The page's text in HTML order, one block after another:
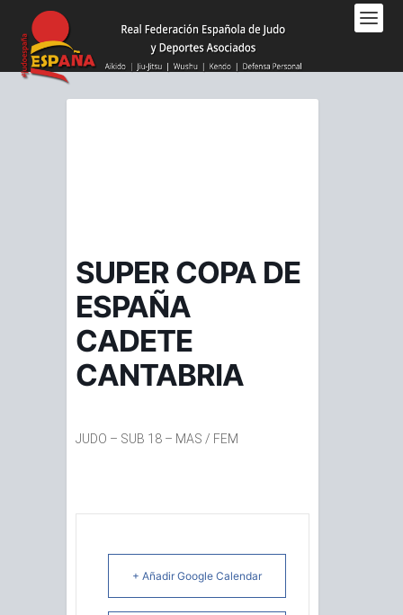
este
sitio
web
SUPER COPA DE
ESPAÑA
CADETE
CANTABRIA
JUDO – SUB 18 – MAS / FEM
+ Añadir Google Calendar